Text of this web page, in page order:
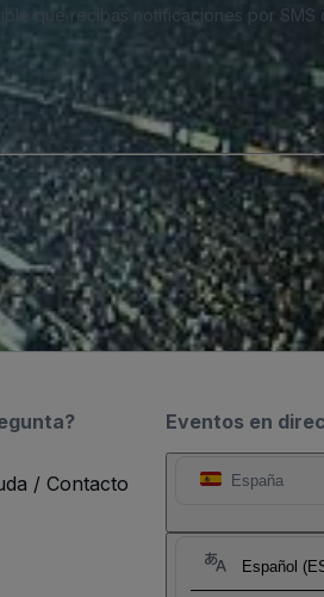
que recibas notificaciones por
Eventos en
España
Español
/ Contacto